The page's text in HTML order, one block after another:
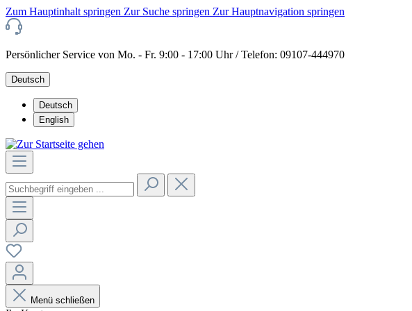
Zum Hauptinhalt springen Zur Suche springen Zur Hauptnavigation springen
Persönlicher Service von Mo. - Fr. 9:00 - 17:00 Uhr / Telefon: 09107-444970
Deutsch
Deutsch
English
Menü schließen